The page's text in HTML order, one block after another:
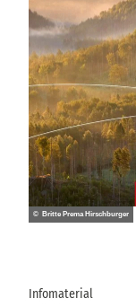
© Britte Prema Hirschburger
Infomaterial